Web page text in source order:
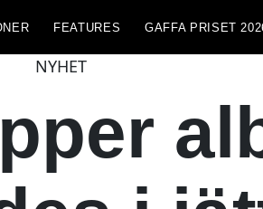
FEATURES GAFFA PRISET
NYHET